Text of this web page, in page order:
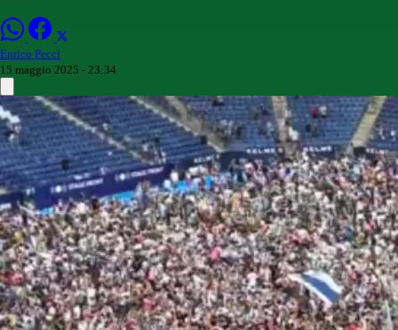
Enrico Pecci
15 maggio 2025 - 23:34